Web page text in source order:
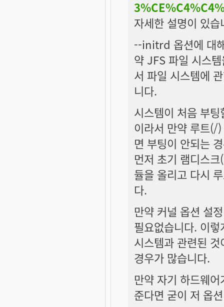
자세한 설명이 있습
--initrd 옵션에 대
약 JFS 파일 시스
서 파일 시스템에
니다.
시스템이 처음 부
이라서 만약 루트(/
면 부팅이 안되는
먼저 초기 램디스
듈을 올리고 다시
다.
만약 커널 옵션 설
필요없습니다. 이
시스템과 관련된
경우가 많습니다.
만약 자기 하드웨
준다면 굳이 저 옵